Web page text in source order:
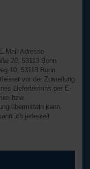
Mail-Adresse
20, 53113 Bonn
10, 53113 Bonn
vor der Zustellung
Liefertermins per E-
bzw.
übermitteln kann.
ich jederzeit